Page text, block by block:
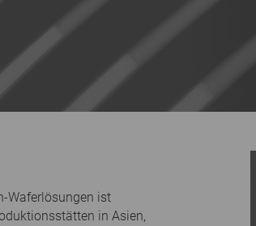
Waferlösungen ist
in Asien,